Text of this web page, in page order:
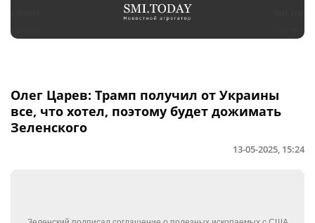
Олег Царев: Трамп получил от Украины
все, что хотел, поэтому будет дожимать
Зеленского
13-05-2025, 15:24